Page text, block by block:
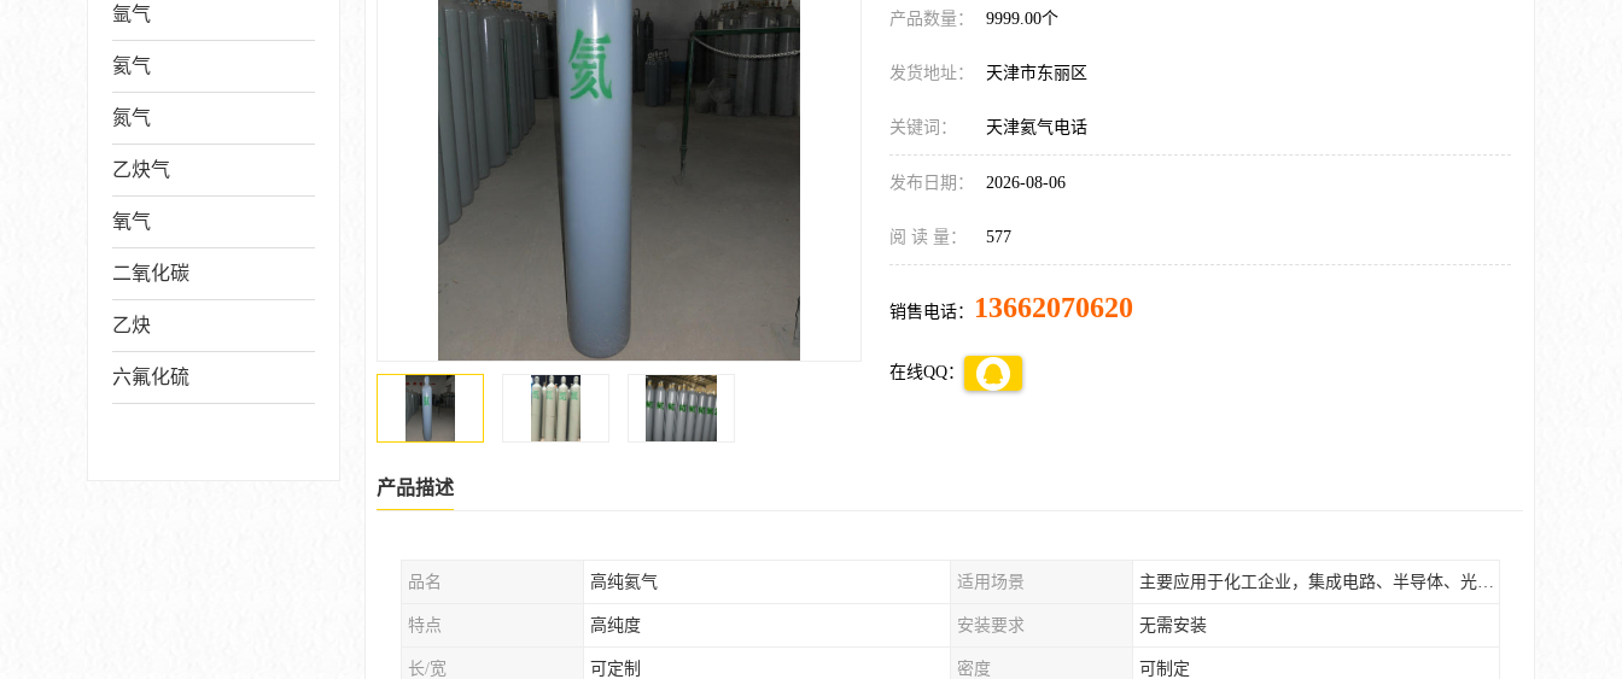
氩气
氦气
氮气
乙炔气
氧气
二氧化碳
乙炔
六氟化硫
产品数量： 9999.00个
发货地址： 天津市东丽区
关键词： 天津氦气电话
发布日期： 2026-08-06
阅 读 量： 577
销售电话： 13662070620
在线QQ：
产品描述
品名 高纯氦气 适用场景 主要应用于化工企业，集成电路、半导体、光伏电池
特点 高纯度 安装要求 无需安装
长/宽 可定制 密度 可制定